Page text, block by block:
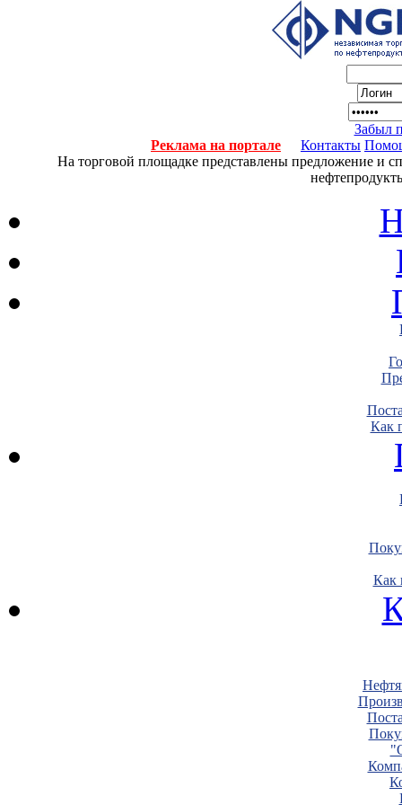
Забыл
Реклама на портале
Контакты
На торговой площадке представлены предложение и
Как
Как